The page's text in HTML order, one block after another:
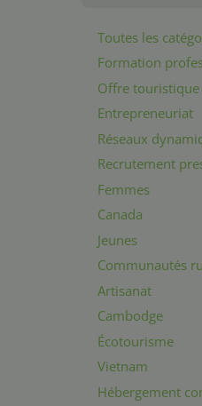
Toutes les
Formation
Offre
Entrepreneuriat
Réseaux
Recrutement
Femmes
Canada
Jeunes
Communautés
Artisanat
Cambodge
Écotourisme
Vietnam
Hébergement